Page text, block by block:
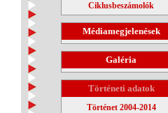
Ciklusbeszámolók
Médiamegjelenések
Galéria
Történeti adatok
Történet 2004-2014